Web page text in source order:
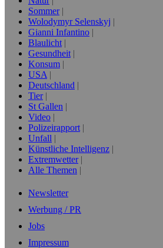
Sommer
Wolodymyr Selenskyj
Gianni Infantino
Blaulicht
Gesundheit
Konsum
USA
Deutschland
Tier
St Gallen
Video
Polizeirapport
Unfall
Künstliche Intelligenz
Extremwetter
Alle Themen
Newsletter
Werbung / PR
Jobs
Impressum